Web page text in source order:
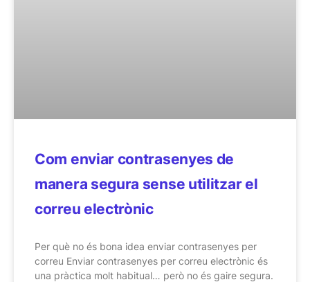
Com enviar contrasenyes de
manera segura sense utilitzar el
correu electrònic
Per què no és bona idea enviar contrasenyes per
correu Enviar contrasenyes per correu electrònic és
una pràctica molt habitual… però no és gaire segura.